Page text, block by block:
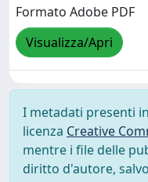
Formato Adobe PDF
Visualizza/Apri
I metadati presenti
licenza Creative
mentre i file delle
diritto d'autore,